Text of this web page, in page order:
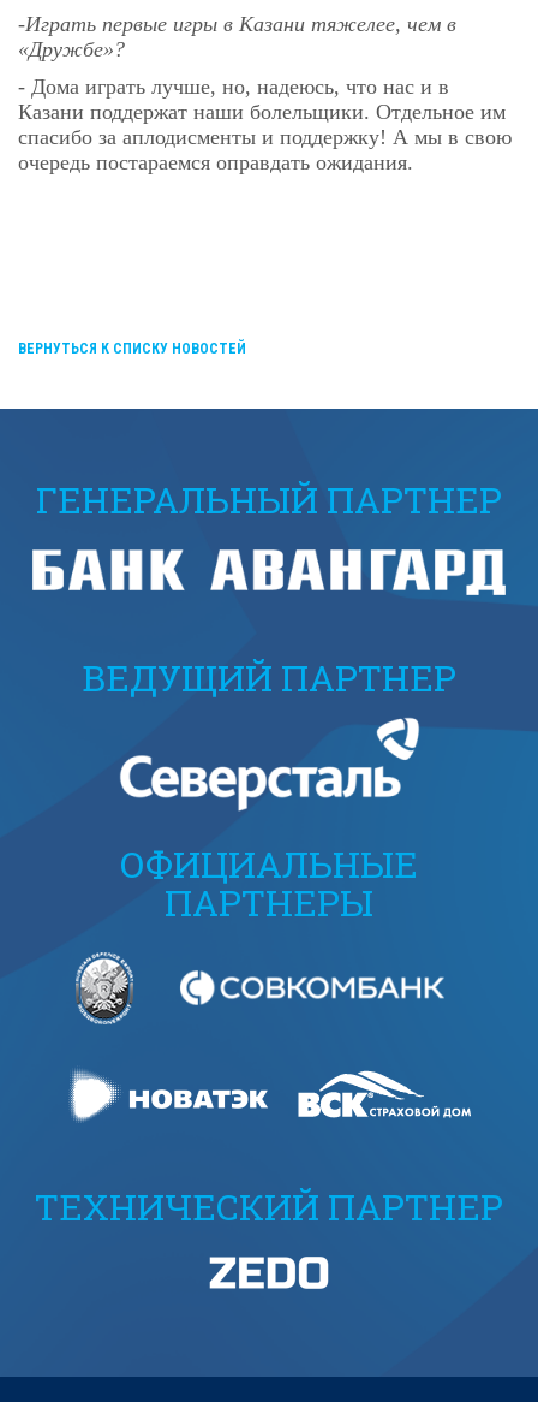
-Играть первые игры в Казани тяжелее, чем в
«Дружбе»?
- Дома играть лучше, но, надеюсь, что нас и в
Казани поддержат наши болельщики. Отдельное им
спасибо за аплодисменты и поддержку! А мы в свою
очередь постараемся оправдать ожидания.
ВЕРНУТЬСЯ К СПИСКУ НОВОСТЕЙ
ГЕНЕРАЛЬНЫЙ ПАРТНЕР
ВЕДУЩИЙ ПАРТНЕР
ОФИЦИАЛЬНЫЕ
ПАРТНЕРЫ
ТЕХНИЧЕСКИЙ ПАРТНЕР